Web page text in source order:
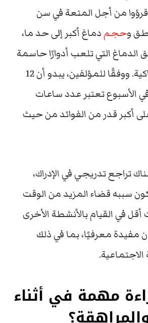
قرؤوا من أجل المتعة في سن
وحجمدماغ أكبر إلى حد ما،
الدماغ التي تلعب أدوارًا حاسمة
في الوظائف الإدراكية. ووفقًا للمؤلفين، يبدو أن 12
الأسبوع تعتبر عدد ساعات
أكبر قدر من الفوائد من حيث
تراجع تدريجي في الإدراك،
سببه قضاء المزيد من الوقت
في القيام بالأنشطة الأخرى
مفيدة معرفيًا، بما في ذلك
مهمة في أثناء